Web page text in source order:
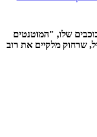
שלו, "המוטנטים
שרחוק מלקיים את רוב